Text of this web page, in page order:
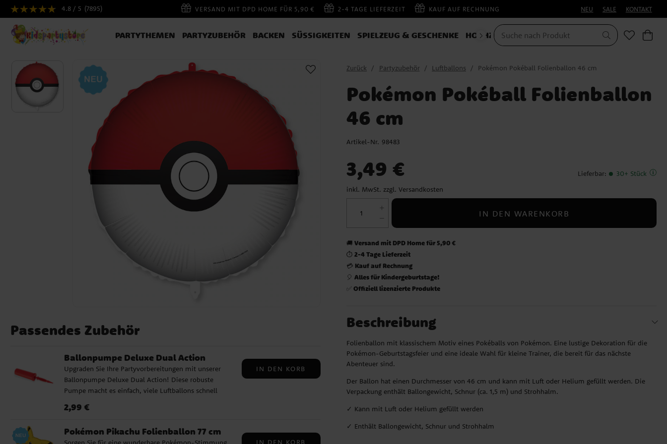
4.8 / 5 (7895) VERSAND MIT DPD HOME FÜR 5,90 € 2-4 TAGE LIEFERZEIT KAUF AUF RECHNUNG NEU SALE KONTAKT
PARTYTHEMEN PARTYZUBEHÖR BACKEN SÜSSIGKEITEN SPIELZEUG & GESCHENKE HOCHZEIT KOSTÜME
Passendes Zubehör
Ballonpumpe Deluxe Dual Action
Upgraden Sie Ihre Partyvorbereitungen mit unserer
Ballonpumpe Deluxe Dual Action! Diese robuste
Pumpe macht es einfach, viele Luftballons schnell
die unsortiert verkauft werden. Egal ob Kinderparty,
Ballonpumpe ist die perfekte Wahl.
Preis: 2,99 €
2,99 €
IN DEN KORB
Pokémon Pikachu Folienballon 77 cm
IN DEN KORB
Zurück Partyzubehör Luftballons Pokémon Pokéball Folienballon 46 cm
Pokémon Pokéball Folienballon
46 cm
Artikel-Nr. 98483
3,49 €
inkl. MwSt. zzgl. Versandkosten
Lieferbar: 30+ Stück
IN DEN WARENKORB
🚚Versand mit DPD Home für 5,90 €
⏱️2-4 Tage Lieferzeit
💳 Kauf auf Rechnung
🎈Alles für Kindergeburtstage!
✅Offiziell lizenzierte Produkte
Beschreibung
Folienballon mit klassischem Motiv eines Pokéballs von Pokémon. Eine lustige Dekoration für die
Pokémon-Geburtstagsfeier und eine ideale Wahl für kleine Trainer, die bereit für das nächste
Abenteuer sind.
Der Ballon hat einen Durchmesser von 46 cm und kann mit Luft oder Helium gefüllt werden. Die
Verpackung enthält Ballongewicht, Schnur (ca. 1,5 m) und Strohhalm.
✓ Kann mit Luft oder Helium gefüllt werden
✓ Enthält Ballongewicht, Schnur und Strohhalm